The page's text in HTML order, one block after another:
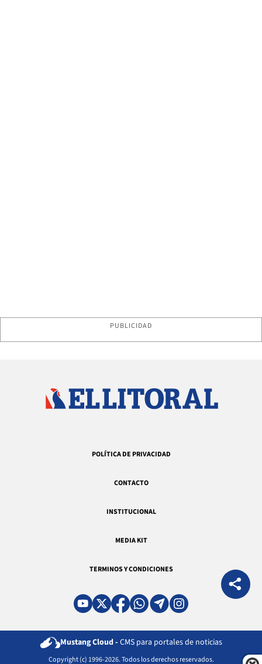
PUBLICIDAD
POLÍTICA DE PRIVACIDAD
CONTACTO
INSTITUCIONAL
MEDIA KIT
TERMINOS Y CONDICIONES
Mustang Cloud - CMS para portales de noticias
Copyright (c) 1996-2026. Todos los derechos reservados.